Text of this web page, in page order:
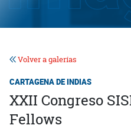
Volver a galerías
CARTAGENA DE INDIAS
XXII Congreso
Fellows